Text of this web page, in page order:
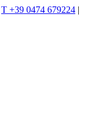
T +39 0474 679224 |